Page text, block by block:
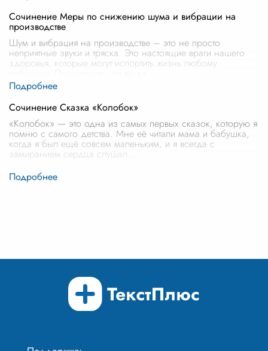
Сочинение Меры по снижению шума и вибрации на
производстве
Шум и вибрация на производстве – это не просто
неприятные звуки и тряска. Это настоящие враги нашего
здоровья, которые могут испортить жизнь любому
Сочинение Сказка «Колобок»
«Колобок» — это одна из самых первых сказок, которую я
помню с самого детства. Мне её читали мама и бабушка,
когда я был ещё совсем маленьким, и я всегда с
замиранием сердца слушал